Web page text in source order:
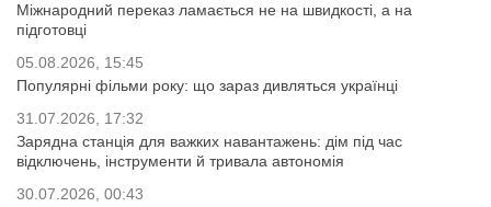
Міжнародний переказ ламається не на швидкості, а на
підготовці
05.08.2026, 15:45
Популярні фільми року: що зараз дивляться українці
31.07.2026, 17:32
Зарядна станція для важких навантажень: дім під час
відключень, інструменти й тривала автономія
30.07.2026, 00:43